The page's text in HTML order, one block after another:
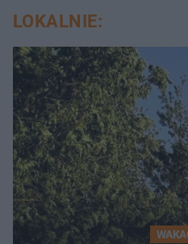
LOKALNIE: